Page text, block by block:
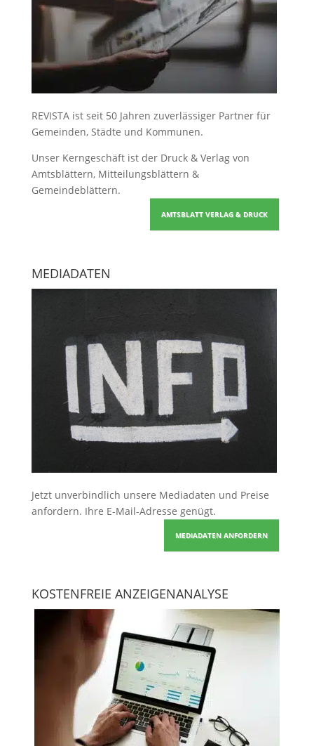
REVISTA ist seit 50 Jahren zuverlässiger Partner für
Gemeinden, Städte und Kommunen.
Unser Kerngeschäft ist der Druck & Verlag von
Amtsblättern, Mitteilungsblättern &
Gemeindeblättern.
AMTSBLATT VERLAG & DRUCK
MEDIADATEN
Jetzt unverbindlich unsere Mediadaten und Preise
anfordern. Ihre E-Mail-Adresse genügt.
MEDIADATEN ANFORDERN
KOSTENFREIE ANZEIGENANALYSE